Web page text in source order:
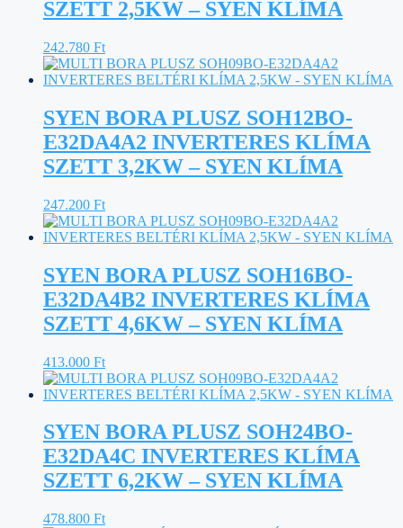
SZETT 2,5KW – SYEN KLÍMA
242.780 Ft
SYEN BORA PLUSZ SOH12BO-
E32DA4A2 INVERTERES KLÍMA
SZETT 3,2KW – SYEN KLÍMA
247.200 Ft
SYEN BORA PLUSZ SOH16BO-
E32DA4B2 INVERTERES KLÍMA
SZETT 4,6KW – SYEN KLÍMA
413.000 Ft
SYEN BORA PLUSZ SOH24BO-
E32DA4C INVERTERES KLÍMA
SZETT 6,2KW – SYEN KLÍMA
478.800 Ft